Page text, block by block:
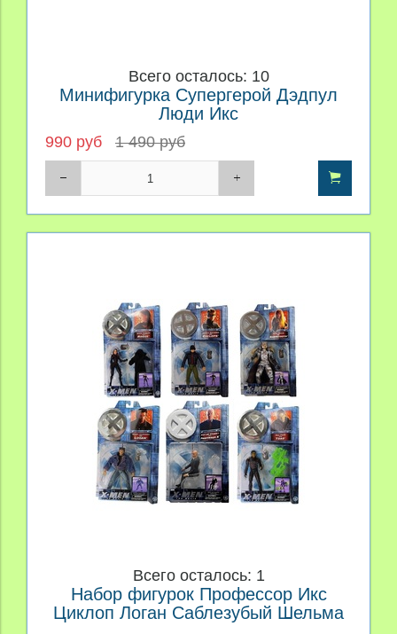
Всего осталось: 10
Минифигурка Супергерой Дэдпул
Люди Икс
990 руб 1 490 руб
Всего осталось: 1
Набор фигурок Профессор Икс
Циклоп Логан Саблезубый Шельма